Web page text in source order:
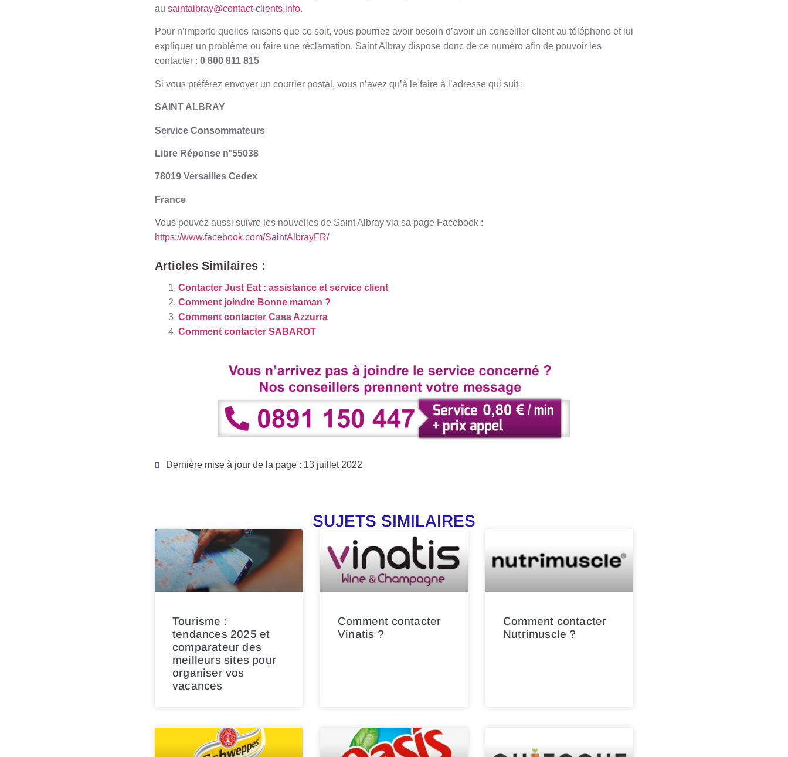
au saintalbray@contact-clients.info.
Pour n’importe quelles raisons que ce soit, vous pourriez avoir besoin d’avoir un conseiller client au téléphone et lui
expliquer un problème ou faire une réclamation, Saint Albray dispose donc de ce numéro afin de pouvoir les
contacter : 0 800 811 815
Si vous préférez envoyer un courrier postal, vous n’avez qu’à le faire à l’adresse qui suit :
SAINT ALBRAY
Service Consommateurs
Libre Réponse n°55038
78019 Versailles Cedex
France
Vous pouvez aussi suivre les nouvelles de Saint Albray via sa page Facebook :
https://www.facebook.com/SaintAlbrayFR/
Articles Similaires :
Contacter Just Eat : assistance et service client
Comment joindre Bonne maman ?
Comment contacter Casa Azzurra
Comment contacter SABAROT
Dernière mise à jour de la page : 13 juillet 2022
SUJETS SIMILAIRES
Tourisme :
tendances 2025 et
comparateur des
meilleurs sites pour
organiser vos
vacances
Comment contacter
Vinatis ?
Comment contacter
Nutrimuscle ?